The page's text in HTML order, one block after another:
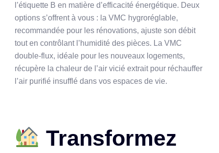
l’étiquette B en matière d’efficacité énergétique. Deux
options s’offrent à vous : la VMC hygroréglable,
recommandée pour les rénovations, ajuste son débit
tout en contrôlant l’humidité des pièces. La VMC
double-flux, idéale pour les nouveaux logements,
récupère la chaleur de l’air vicié extrait pour réchauffer
l’air purifié insufflé dans vos espaces de vie.
Transformez